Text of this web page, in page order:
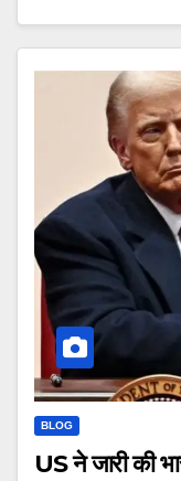
BLOG
US ने जारी की